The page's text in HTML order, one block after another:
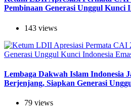
Pembinaan Generasi Unggul Kunci
143 views
Lembaga Dakwah Islam Indonesia
Berjenjang, Siapkan Generasi
79 views